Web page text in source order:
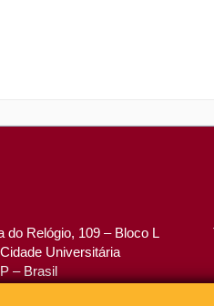
do Relógio, 109 – Bloco L
Universitária
– Brasil